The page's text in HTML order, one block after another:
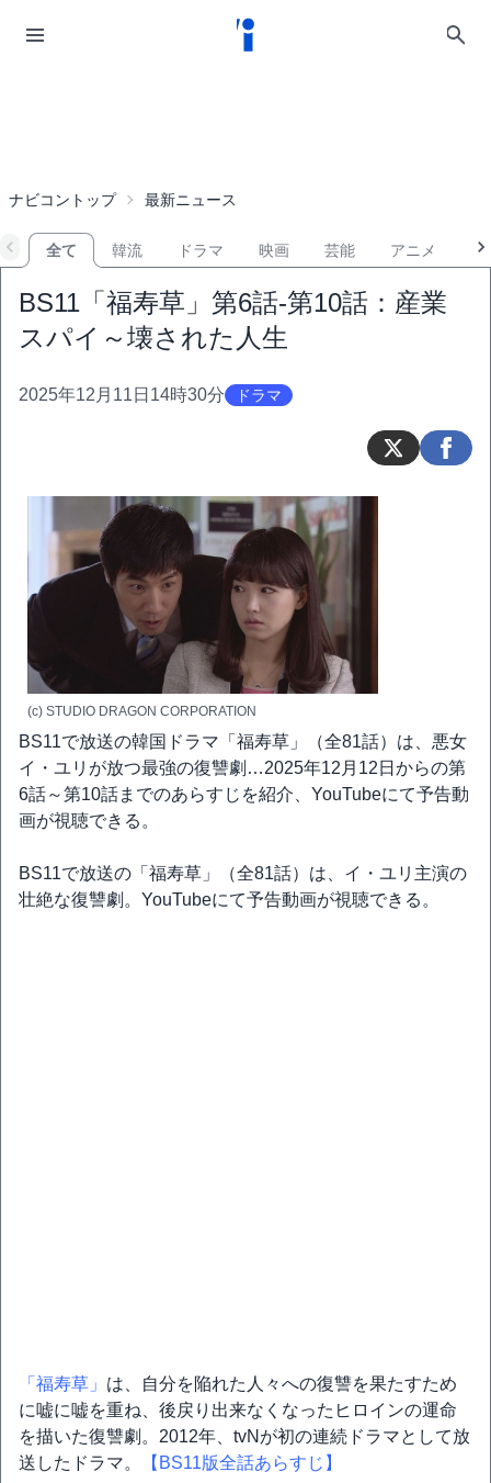
ナビコントップ 最新ニュース
全て 韓流 ドラマ 映画 芸能 アニメ
BS11「福寿草」第6話-第10話：産業
スパイ～壊された人生
2025年12月11日14時30分 ドラマ
(c) STUDIO DRAGON CORPORATION
BS11で放送の韓国ドラマ「福寿草」（全81話）は、悪女
イ・ユリが放つ最強の復讐劇…2025年12月12日からの第
6話～第10話までのあらすじを紹介、YouTubeにて予告動
画が視聴できる。
BS11で放送の「福寿草」（全81話）は、イ・ユリ主演の
壮絶な復讐劇。YouTubeにて予告動画が視聴できる。
「福寿草」 は、自分を陥れた人々への復讐を果たすため
に嘘に嘘を重ね、後戻り出来なくなったヒロインの運命
を描いた復讐劇。2012年、tvNが初の連続ドラマとして放
送したドラマ。
【BS11版全話あらすじ】